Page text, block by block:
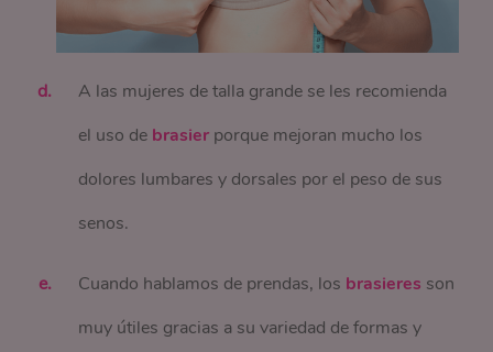
A las mujeres de talla grande se les recomienda
el uso de brasier porque mejoran mucho los
dolores lumbares y dorsales por el peso de sus
senos.
Cuando hablamos de prendas, los brasieres son
muy útiles gracias a su variedad de formas y